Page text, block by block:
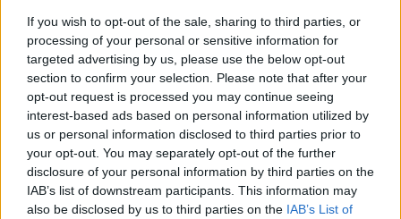
If you wish to opt-out of the sale, sharing to third parties, or
processing of your personal or sensitive information for
targeted advertising by us, please use the below opt-out
section to confirm your selection. Please note that after your
opt-out request is processed you may continue seeing
interest-based ads based on personal information utilized by
us or personal information disclosed to third parties prior to
your opt-out. You may separately opt-out of the further
disclosure of your personal information by third parties on the
IAB’s list of downstream participants. This information may
also be disclosed by us to third parties on the IAB’s List of
concordato: il terzino destro olandese si unirà al Real Madrid
dall'Inter. Il club spagnolo attiverà la clausola rescissoria di 20
milioni di euro. Dumfries ha accettato l'offerta del Real Madrid,
l'accordo è stato chiuso stasera e seguiranno le formalità".